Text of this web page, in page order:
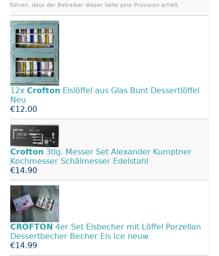
führen, dass der Betreiber dieser Seite eine Provision erhält.
12x Crofton Eislöffel aus Glas Bunt Dessertlöffel
Neu
€12.00
Crofton 3tlg. Messer Set Alexander Kumptner
Kochmesser Schälmesser Edelstahl
€14.90
CROFTON 4er Set Eisbecher mit Löffel Porzellan
Dessertbecher Becher Eis Ice neuw
€14.99